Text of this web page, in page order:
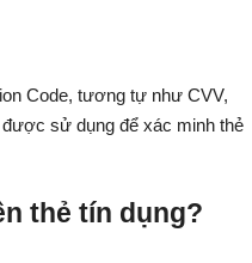
Code, tương tự như CVV,
sử dụng để xác minh thẻ
thẻ tín dụng?